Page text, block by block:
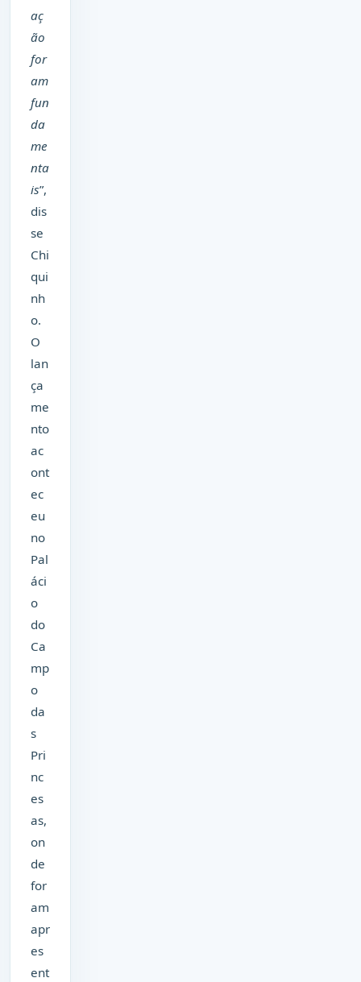
aç
ão
for
am
fun
da
me
nta
is”,
dis
se
Chi
qui
nh
o.
O
lan
ça
me
nto
ac
ont
ec
eu
no
Pal
áci
o
do
Ca
mp
o
da
s
Pri
nc
es
as,
on
de
for
am
apr
es
ent